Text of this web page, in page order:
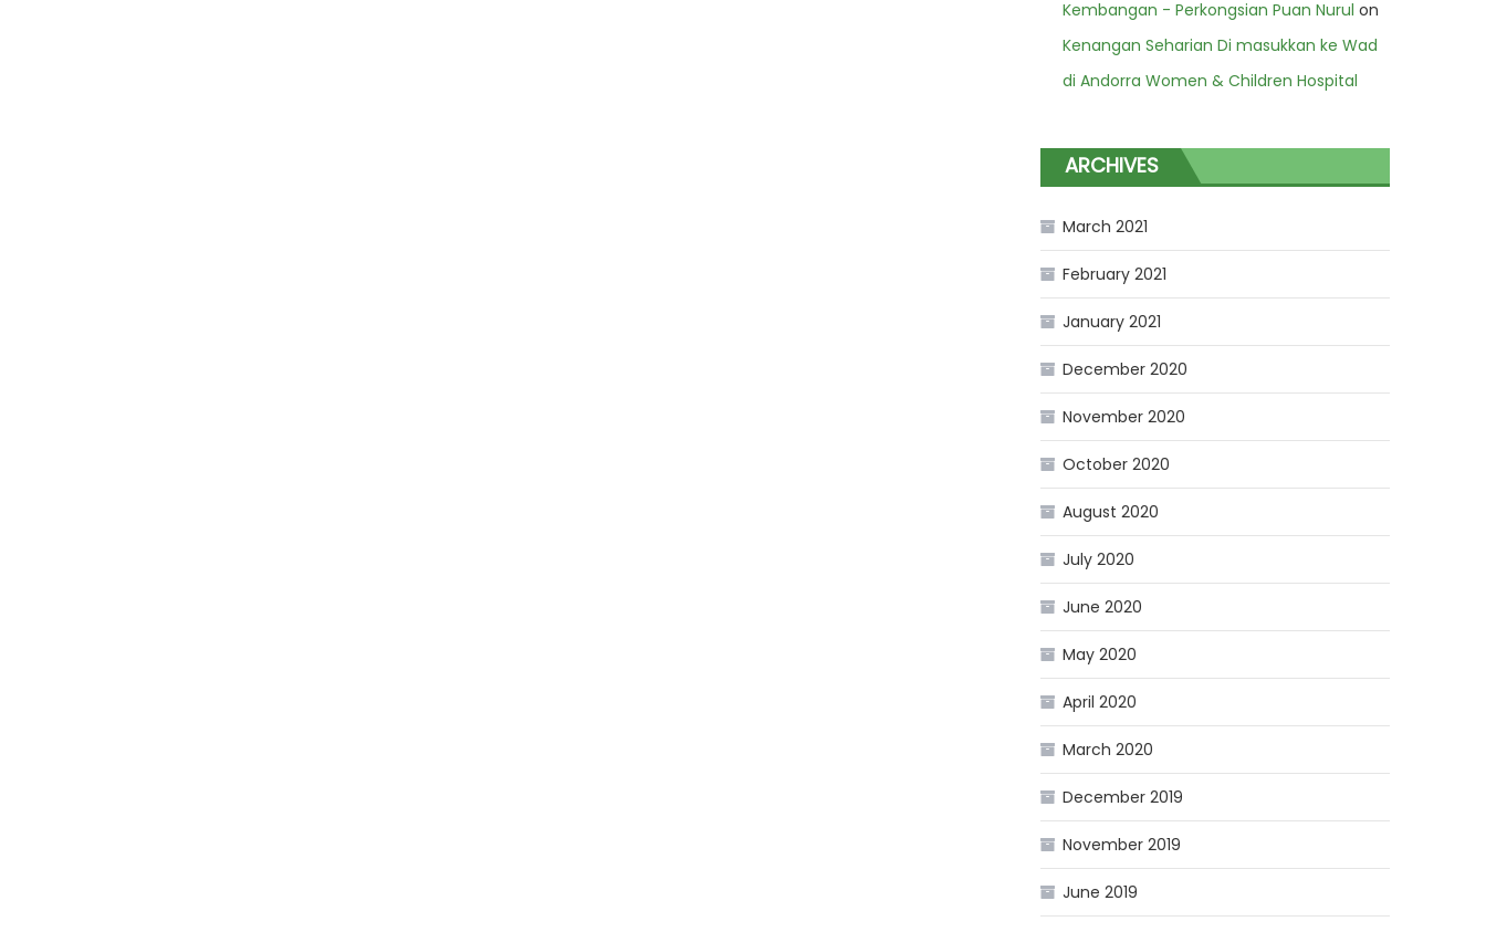
Kembangan - Perkongsian Puan Nurul on
Kenangan Seharian Di masukkan ke Wad
di Andorra Women & Children Hospital
ARCHIVES
March 2021
February 2021
January 2021
December 2020
November 2020
October 2020
August 2020
July 2020
June 2020
May 2020
April 2020
March 2020
December 2019
November 2019
June 2019